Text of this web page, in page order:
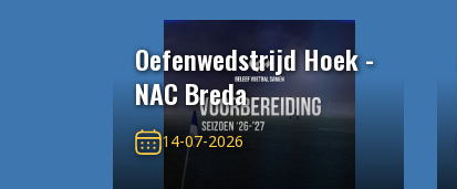
Oefenwedstrijd Hoek -
NAC Breda
14-07-2026